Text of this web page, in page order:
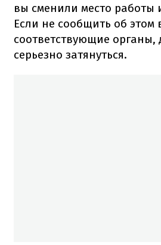
вы сменили место
Если не сообщить об этом
соответствующие органы,
серьезно затянуться.